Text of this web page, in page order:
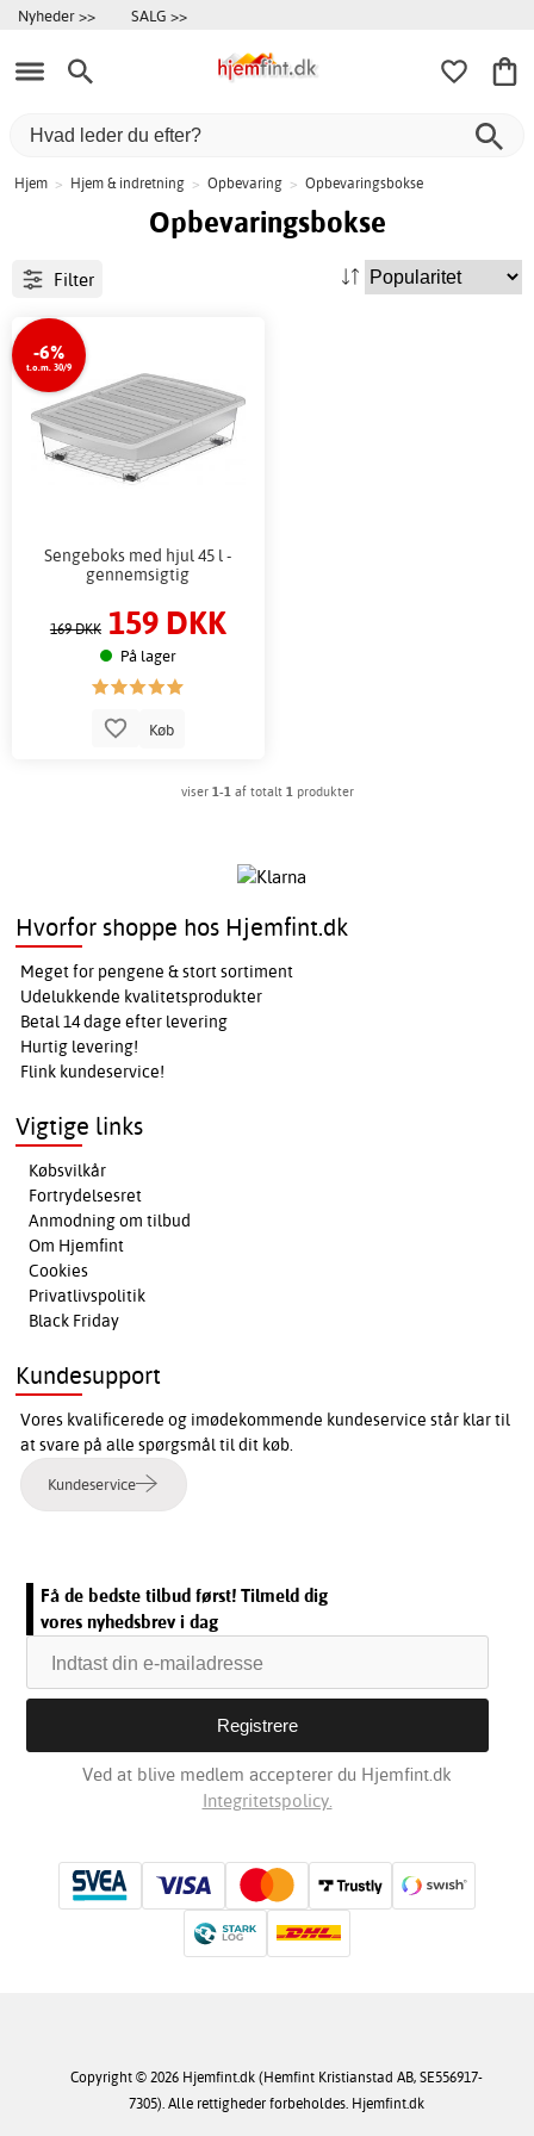
Nyheder >> SALG >>
Hjem > Hjem & indretning > Opbevaring > Opbevaringsbokse
Opbevaringsbokse
Filter
-6%
t.o.m. 30/9
Sengeboks med hjul 45 l -
gennemsigtig
169 DKK 159 DKK
På lager
Køb
viser 1-1 af totalt 1 produkter
Hvorfor shoppe hos Hjemfint.dk
Meget for pengene & stort sortiment
Udelukkende kvalitetsprodukter
Betal 14 dage efter levering
Hurtig levering!
Flink kundeservice!
Vigtige links
Købsvilkår
Fortrydelsesret
Anmodning om tilbud
Om Hjemfint
Cookies
Privatlivspolitik
Black Friday
Kundesupport
Vores kvalificerede og imødekommende kundeservice står klar til
at svare på alle spørgsmål til dit køb.
Kundeservice
Få de bedste tilbud først! Tilmeld dig
vores nyhedsbrev i dag
Ved at blive medlem accepterer du Hjemfint.dk
Integritetspolicy.
Copyright © 2026 Hjemfint.dk (Hemfint Kristianstad AB, SE556917-
7305). Alle rettigheder forbeholdes. Hjemfint.dk